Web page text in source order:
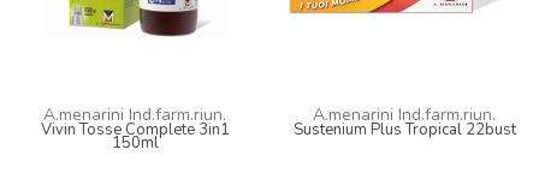
A.menarini Ind.farm.riun.
Vivin Tosse Complete 3in1
150ml
A.menarini Ind.farm.riun.
Sustenium Plus Tropical 22bust